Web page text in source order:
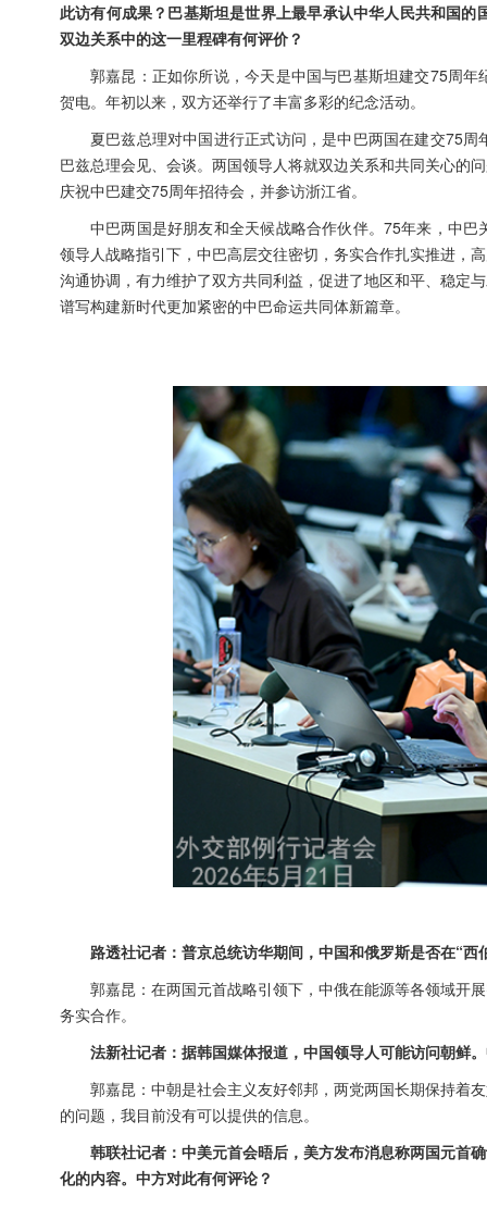
此访有何成果？巴基斯坦是世界上最早承认中华人民共和国
双边关系中的这一里程碑有何评价？
郭嘉昆：正如你所说，今天是中国与巴基斯坦建交75周
贺电。年初以来，双方还举行了丰富多彩的纪念活动。
夏巴兹总理对中国进行正式访问，是中巴两国在建交75
巴兹总理会见、会谈。两国领导人将就双边关系和共同关心的
庆祝中巴建交75周年招待会，并参访浙江省。
中巴两国是好朋友和全天候战略合作伙伴。75年来，中
领导人战略指引下，中巴高层交往密切，务实合作扎实推进，
沟通协调，有力维护了双方共同利益，促进了地区和平、稳定
谱写构建新时代更加紧密的中巴命运共同体新篇章。
路透社记者：普京总统访华期间，中国和俄罗斯是否在“
郭嘉昆：在两国元首战略引领下，中俄在能源等各领域开
务实合作。
法新社记者：据韩国媒体报道，中国领导人可能访问朝鲜
郭嘉昆：中朝是社会主义友好邻邦，两党两国长期保持着
的问题，我目前没有可以提供的信息。
韩联社记者：中美元首会晤后，美方发布消息称两国元首
化的内容。中方对此有何评论？